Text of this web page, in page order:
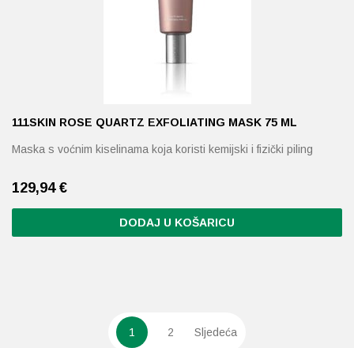
111SKIN ROSE QUARTZ EXFOLIATING MASK 75 ML
Maska s voćnim kiselinama koja koristi kemijski i fizički piling
129,94 €
DODAJ U KOŠARICU
1 2 Sljedeća